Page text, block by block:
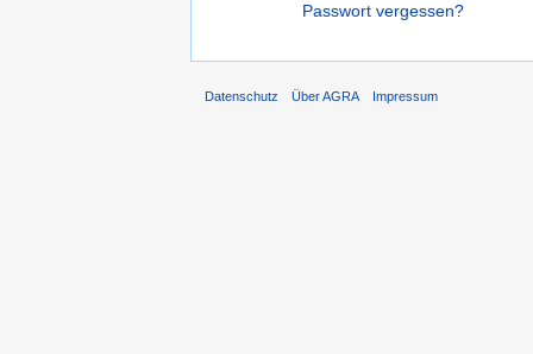
Passwort vergessen?
Datenschutz Über AGRA Impressum